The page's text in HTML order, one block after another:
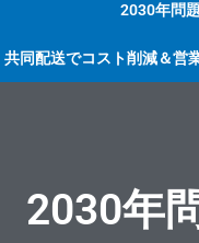
2030年問
共同配送でコスト削減＆営
2030年